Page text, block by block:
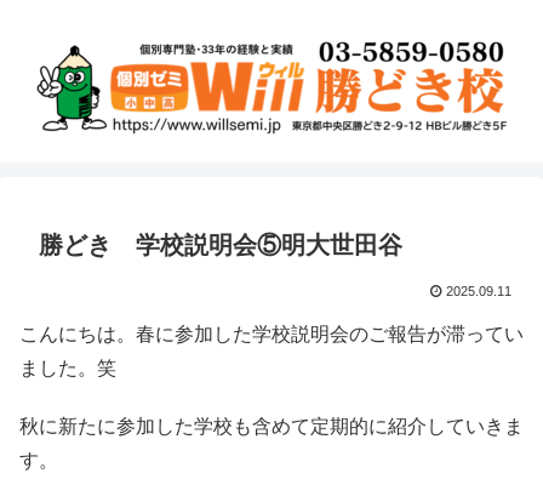
勝どき 学校説明会⑤明大世田谷
2025.09.11
こんにちは。春に参加した学校説明会のご報告が滞ってい
ました。笑
秋に新たに参加した学校も含めて定期的に紹介していきま
す。